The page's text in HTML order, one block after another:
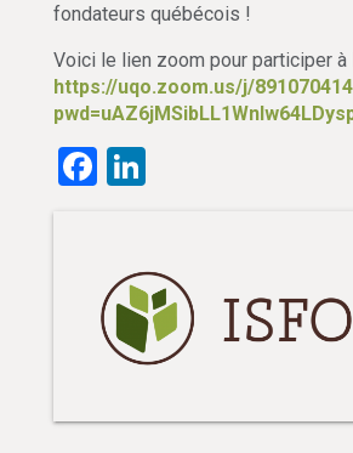
fondateurs québécois !
Voici le lien zoom pour participer à
https://uqo.zoom.us/j/
Facebook